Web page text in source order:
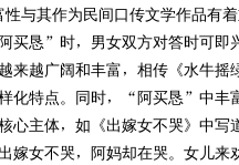
其作为民间口传文学作品有着
买恳”时，男女双方对答时可即
来越广阔和丰富，相传《水牛
化特点。同时，“阿买恳”中丰
心主体，如《出嫁女不哭》中
女不哭，阿妈却在哭。女儿来